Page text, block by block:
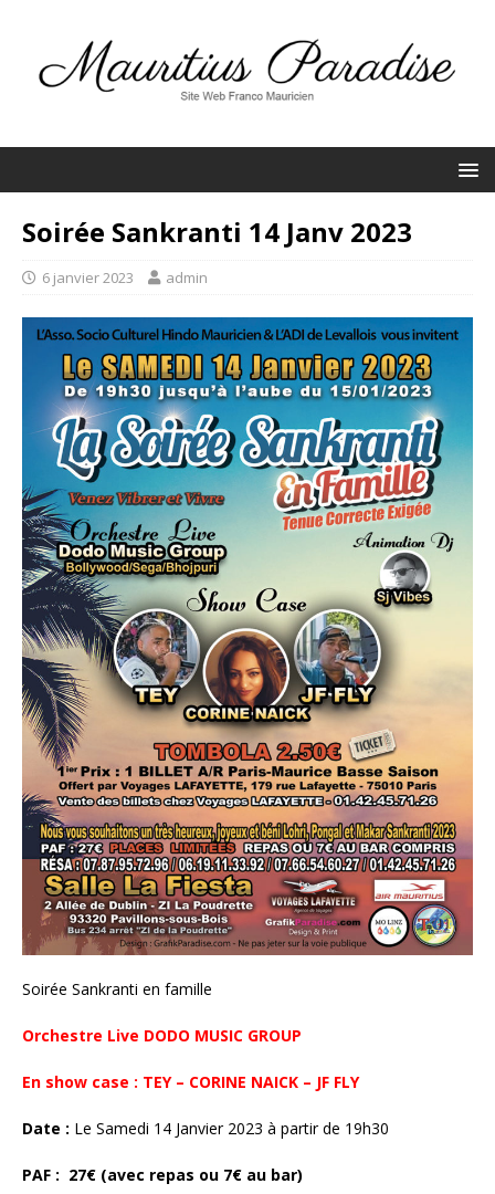
Soirée Sankranti 14 Janv 2023
6 janvier 2023 admin
Soirée Sankranti en famille
Orchestre Live DODO MUSIC GROUP
En show case : TEY – CORINE NAICK – JF FLY
Date : Le Samedi 14 Janvier 2023 à partir de 19h30
PAF : 27€ (avec repas ou 7€ au bar)